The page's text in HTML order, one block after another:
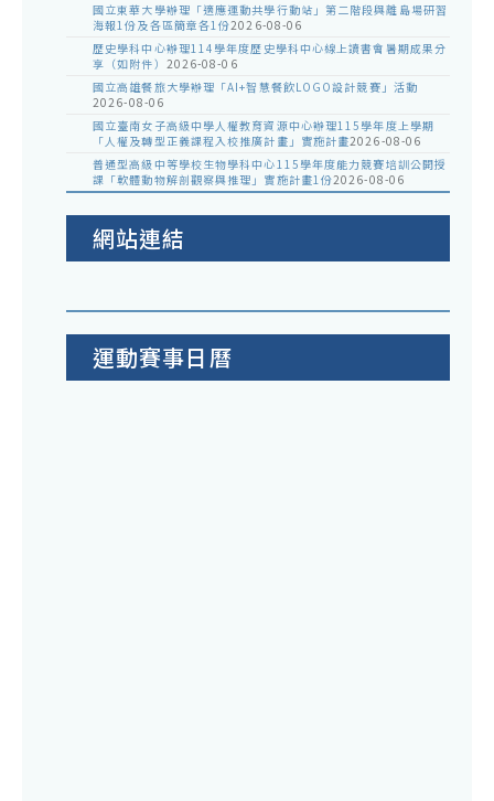
國立東華大學辦理「適應運動共學行動站」第二階段與離島場研習
海報1份及各區簡章各1份2026-08-06
歷史學科中心辦理114學年度歷史學科中心線上讀書會暑期成果分
享（如附件） 2026-08-06
國立高雄餐旅大學辦理「AI+智慧餐飲LOGO設計競賽」活動
2026-08-06
國立臺南女子高級中學人權教育資源中心辦理115學年度上學期
「人權及轉型正義課程入校推廣計畫」實施計畫2026-08-06
普通型高級中等學校生物學科中心115學年度能力競賽培訓公開授
課「軟體動物解剖觀察與推理」實施計畫1份2026-08-06
網站連結
運動賽事日曆